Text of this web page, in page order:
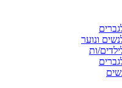
ונוער
ות